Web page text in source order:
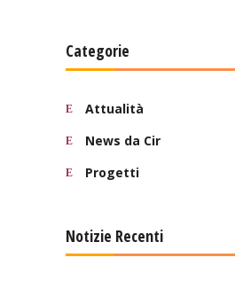
Categorie
Attualità
News da Cir
Progetti
Notizie Recenti